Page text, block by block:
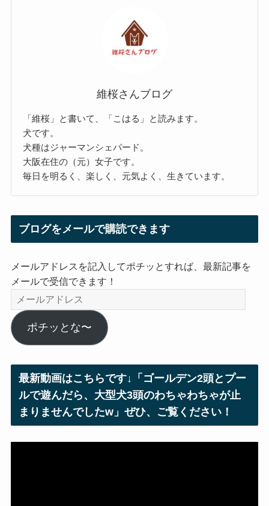
維桜さんブログ
「維桜」と書いて、「こはる」と読みます。
犬です。
犬種はジャーマンシェパード。
大阪在住の（元）女子です。
毎日を明るく、楽しく、元気よく、生きています。
ブログをメールで購読できます
メールアドレスを記入してポチッとすれば、最新記事を
メールで受信できます！
メ
ー
ル
ア
ス
ポチッとな〜
最新動画はこちらです↓「ゴールデン2頭とプー
ルで遊んだら、大型犬3頭のわちゃわちゃが止
まりませんでしたw」ぜひ、ご覧ください！